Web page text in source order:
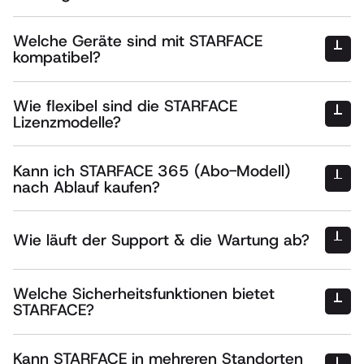
Automatische Fehlerprüfung & KI-gestützte
Live-Abrechnungsfehlerliste
Patientendaten
sichere Datenmigration
individuelle Einrichtung
Welche Geräte sind mit STARFACE
kompatibel?
bestehende Endgeräte, Türsprechanlagen und
Faxgeräte
Wie flexibel sind die STARFACE
Lizenzmodelle?
maximale Kontrolle
STARFACE VM Edition– Virtuelle Lösung für Unternehmen mit
Skalierbarkeit
Kann ich STARFACE 365 (Abo-Modell)
nach Ablauf kaufen?
Wie läuft der Support & die Wartung ab?
Regelmäßigen Software-Updates & Sicherheits-Patches
Remote-Support für schnelle Fehlerbehebung
Persönlicher Beratung durch STARFACE-Experten
Welche Sicherheitsfunktionen bietet
STARFACE?
Kann STARFACE in mehreren Standorten